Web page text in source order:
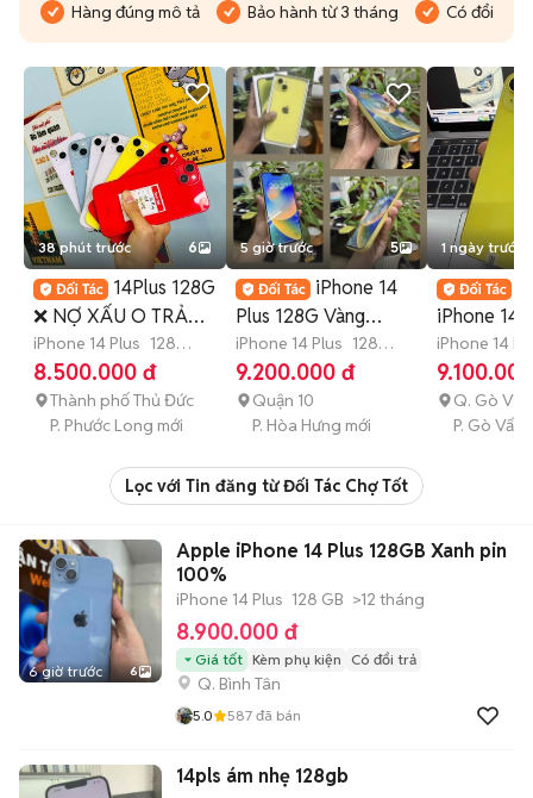
Hàng đúng mô tả Bảo hành từ 3 tháng Có đổi trả
38 phút trước 6
14Plus 128G
❌ NỢ XẤU O TRẢ
TRƯỚC
iPhone 14 Plus 128
GB 4-6 tháng
8.500.000 đ
Thành phố Thủ Đức
P. Phước Long mới
5 giờ trước 5
iPhone 14
Plus 128G Vàng
FULLBOX KENG
2025
iPhone 14 Plus 128
GB Còn bảo hành
9.200.000 đ
Quận 10
P. Hòa Hưng mới
1 ngày trước
iPhone 14
LL/A 98%
iPhone 14
GB 1 tháng
Q. Gò Vấp
P. Gò Vấp
Lọc với Tin đăng từ Đối Tác Chợ Tốt
6 giờ trước 6
Apple iPhone 14 Plus 128GB Xanh pin
100%
iPhone 14 Plus 128 GB >12 tháng
8.900.000 đ
Giá tốt Kèm phụ kiện Có đổi trả
Q. Bình Tân
5.0 587 đã bán
14pls ám nhẹ 128gb